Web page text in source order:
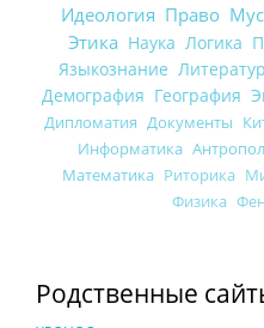
Идеология Право
Этика Наука Логика
Языкознание
Демография География
Дипломатия Документы
Информатика
Математика Риторика
Физика
Родственные